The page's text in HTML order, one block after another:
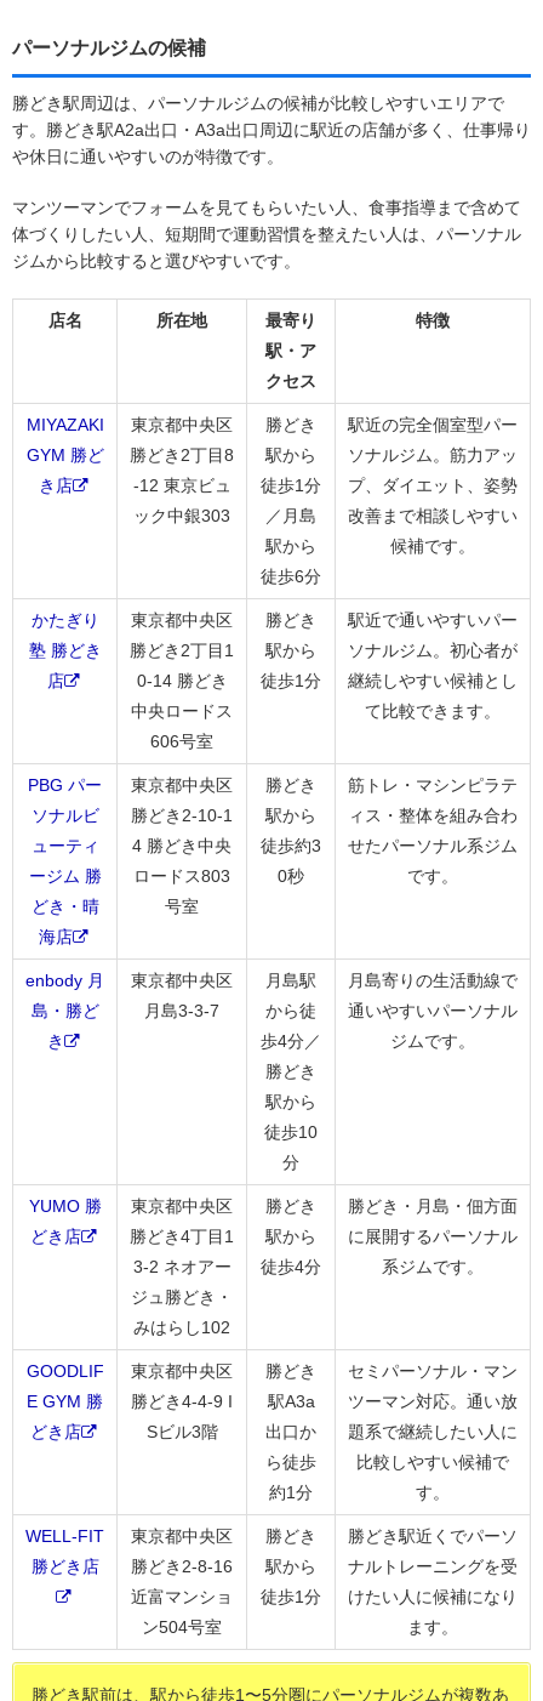
パーソナルジムの候補
勝どき駅周辺は、パーソナルジムの候補が比較しやすいエリアで
す。勝どき駅A2a出口・A3a出口周辺に駅近の店舗が多く、仕事帰り
や休日に通いやすいのが特徴です。
マンツーマンでフォームを見てもらいたい人、食事指導まで含めて
体づくりしたい人、短期間で運動習慣を整えたい人は、パーソナル
ジムから比較すると選びやすいです。
店名 所在地
最寄り
駅・ア
クセス
特徴
MIYAZAKI
GYM 勝ど
き店
東京都中央区
勝どき2丁目8
-12 東京ビュ
ック中銀303
勝どき
駅から
徒歩1分
／月島
駅から
徒歩6分
駅近の完全個室型パー
ソナルジム。筋力アッ
プ、ダイエット、姿勢
改善まで相談しやすい
候補です。
かたぎり
塾 勝どき
店
東京都中央区
勝どき2丁目1
0-14 勝どき
中央ロードス
606号室
勝どき
駅から
徒歩1分
駅近で通いやすいパー
ソナルジム。初心者が
継続しやすい候補とし
て比較できます。
PBG パー
ソナルビ
ューティ
ージム 勝
どき・晴
海店
東京都中央区
勝どき2-10-1
4 勝どき中央
ロードス803
号室
勝どき
駅から
徒歩約3
0秒
筋トレ・マシンピラテ
ィス・整体を組み合わ
せたパーソナル系ジム
です。
enbody 月
島・勝ど
き
東京都中央区
月島3-3-7
月島駅
から徒
歩4分／
勝どき
駅から
徒歩10
分
月島寄りの生活動線で
通いやすいパーソナル
ジムです。
YUMO 勝
どき店
東京都中央区
勝どき4丁目1
3-2 ネオアー
ジュ勝どき・
みはらし102
勝どき
駅から
徒歩4分
勝どき・月島・佃方面
に展開するパーソナル
系ジムです。
GOODLIF
E GYM 勝
どき店
東京都中央区
勝どき4-4-9 I
Sビル3階
勝どき
駅A3a
出口か
ら徒歩
約1分
セミパーソナル・マン
ツーマン対応。通い放
題系で継続したい人に
比較しやすい候補で
す。
WELL-FIT
勝どき店
東京都中央区
勝どき2-8-16
近富マンショ
ン504号室
勝どき
駅から
徒歩1分
勝どき駅近くでパーソ
ナルトレーニングを受
けたい人に候補になり
ます。
勝どき駅前は、駅から徒歩1〜5分圏にパーソナルジムが複数あ